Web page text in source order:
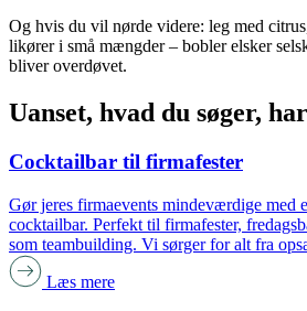
Og hvis du vil nørde videre: leg med
likører i små mængder – bobler elsker
bliver overdøvet.
Uanset, hvad du søger,
Cocktailbar til firmafester
Gør jeres firmaevents mindeværdige med
cocktailbar. Perfekt til firmafester,
som teambuilding. Vi sørger for alt fra
Læs mere